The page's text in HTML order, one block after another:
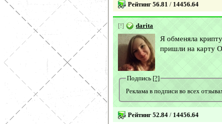
Рейтинг 56.81 / 14456.64
[!] darita
Я обменяла
пришли на карту
Подпись [?]
Реклама в подписи во всех
Рейтинг 52.84 / 14456.64